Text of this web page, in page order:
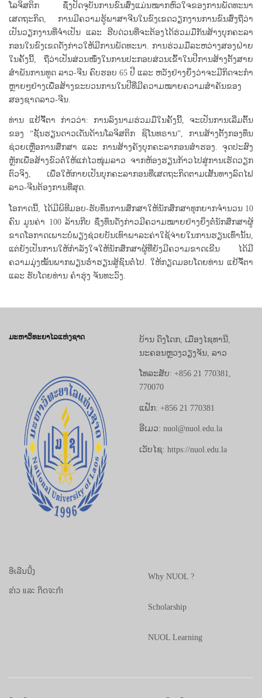
ໂລຈິສຕິກ ຊຶ່ງປັດຈຸບັນການຂົນສົ່ງແມ່ນໝາກຫົວໃຈຂອງການພັດທະນາ
ເສດຖະກິດ, ການມີຄວາມຮູ້ພາສາຈີນໃນຂົງເຂດວຽກງານການຂົນສົ່ງຖືວ່າ
ເປັນວຽກງານທີ່ຈໍາເປັນ ແລະ ຮີບດ່ວນທີ່ຈະຕ້ອງໄດ້ຮ່ວມມືກັນສ້າງບຸກຄະລາ
ກອນໃນຂົງເຂດດັ່ງກ່າວໃຫ້ມີການພັດທະນາ. ການຮ່ວມມືລະຫວ່າງສອງຝ່າຍ
ໃນຄັ້ງນີ້, ຖືວ່າເປັນສ່ວນໜຶ່ງໃນການປະກອບສ່ວນເຂົ້າໃນປີການສ້າງຕັ້ງສາຍ
ສໍາພັນການທູດ ລາວ-ຈີນ ຄົບຮອບ 65 ປີ ແລະ ຫວັງຢ່າງຍິ່ງວ່າຈະມີກິດຈະກໍາ
ຫຼາຍໆຢ່າງເພື່ອສ້າງຂະບວນການໃນປີທີ່ມີຄວາມໝາຍຄວາມສໍາຄັນຂອງ
ສອງຊາດລາວ-ຈີນ.
ທ່ານ ແຢ້ຈື້ຕາ ກ່າວວ່າ: ການລົງນາມຮ່ວມມືໃນຄັ້ງນີ້, ຈະເປັນການເລີ່ມຕົ້ນ
ຂອງ “ຊັ້ນຮຽນດາວເດັ່ນດ້ານໂລຈິສຕິກ ຊິໂນທຣານ”, ການສ້າງຕັ້ງກອງທຶນ
ຊ່ວຍເຫຼືອການສຶກສາ ແລະ ການສ້າງຄັງບຸກຄະລາກອນສຳຮອງ. ຈຸດປະສົງ
ຫຼັກເພື່ອສ້າງຂົວຕໍ່ໃຫ້ແກ່ໄວໜຸ່ມລາວ ຈາກຫ້ອງຮຽນກ້າວໄປສູ່ການເຮັດວຽກ
ຕົວຈິງ, ເພື່ອໃຫ້ກາຍເປັນບຸກຄະລາກອນທີ່ເສດຖະກິດຕາມເສັ້ນທາງລົດໄຟ
ລາວ-ຈີນຕ້ອງການທີ່ສຸດ.
ໂອກາດນີ້, ໄດ້ມີພິທີມອບ-ຮັບທຶນການສຶກສາໃຫ້ນັກສຶກສາທຸກຍາກຈໍານວນ 10
ຄົນ ມູນຄ່າ 100 ລ້ານກີບ ຊຶ່ງທຶນດັ່ງກ່າວມີຄວາມໝາຍຢ່າງຍິ່ງຕໍ່ນັກສຶກສາຜູ້
ຂາດໂອກາດເພາະບໍ່ພຽງຊ່ວຍບັນເທົາພາລະຄ່າໃຊ້ຈ່າຍໃນການຮຽນເທົ່ານັ້ນ,
ແຕ່ຍັງເປັນການໃຫ້ກໍາລັງໃຈໃຫ້ນັກສຶກສາຜູ້ທີ່ຍັງມີຄວາມຂາດເຂີນ ໄດ້ມີ
ຄວາມມຸ່ງໝັ້ນພາກພຽນຮໍ່າຮຽນສູ້ຊົນຕໍ່ໄປ. ໃຫ້ກຽດມອບໂດຍທ່ານ ແຢ້ຈື້ຕາ
ແລະ ຮັບໂດຍທ່ານ ຄໍາຮຸ່ງ ຈັນທະວົງ.
ມະຫາວິທະຍາໄລແຫ່ງຊາດ
ບ້ານ ດົງໂດກ, ເມືອງໄຊທານີ,
ນະຄອນຫຼວງວຽງຈັນ, ລາວ
ໂທລະສັບ: +856 21 770381,
770070
ແຟັກ: +856 21 770381
ອີເມວ: nuol@nuol.edu.la
ເວັບໄຊ: https://nuol.edu.la
ອີເລີນນີ້ງ
ຂ່າວ ແລະ ກິດຈະກຳ
Why NUOL ?
Scholarship
NUOL Learning